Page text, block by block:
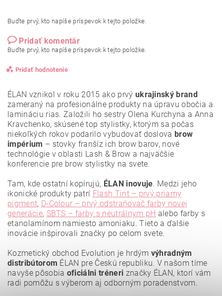
Buďte prvý, kto napíše príspevok k tejto položke.
Pridať komentár
Buďte prvý, kto napíše príspevok k tejto položke.
Pridať hodnotenie
Vložením hodnotenie súhlasíte spodmienkami ochrany
osobných údajov.
ÉLAN vznikol v roku 2015 ako prvý ukrajinský brand
zameraný na profesionálne produkty na úpravu obočia a
lamináciu rias. Založili ho sestry Olena Kurchyna a Anna
Kravchenko, skúsené top stylistky, ktorým sa počas
niekoľkých rokov podarilo vybudovať doslovabrow
impérium – stovky franšíz ich brow barov, nové
technológie v oblasti Lash & Brow a najväčšie
konferencie pre brow stylistky na svete.
Tam, kde ostatní kopírujú, ÉLAN inovuje. Medzi jeho
ikonické produkty patrí Flash Tint – prvý priamy
pigment, D-Colour – prvý odstraňovač farby novej
generácie, SBTS – farby s neutrálnym pH alebo farby s
etanolamínom namiesto amoniaku. Tieto a ďalšie
inovácie inšpirovali značky po celom svete.
Kozmetický obchod Evolution je hrdým výhradným
distribútorom ÉLAN pre Českú republiku. V našom tíme
navyše pôsobia oficiálni tréneri značky ÉLAN, ktorí vám
radi pomôžu s výberom aj odborným poradenstvom.